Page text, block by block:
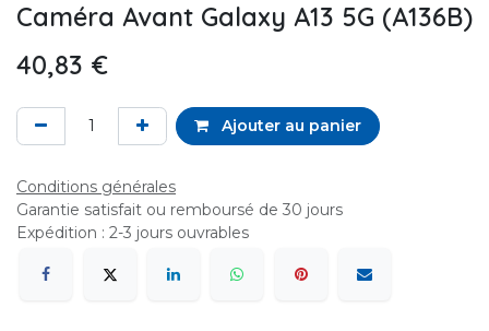
Caméra Avant Galaxy A13 5G (A136B)
40,83 €
Ajouter au panier
Conditions générales
Garantie satisfait ou remboursé de 30 jours
Expédition : 2-3 jours ouvrables